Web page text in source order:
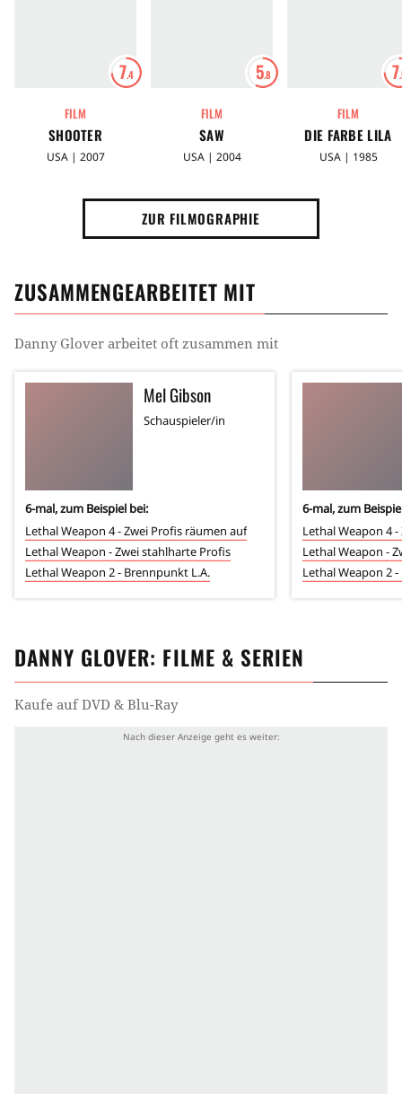
7.4
FILM
SHOOTER
USA | 2007
5.8
FILM
SAW
USA | 2004
7
FILM
DIE FARBE LILA
USA | 1985
ZUR FILMOGRAPHIE
ZUSAMMENGEARBEITET MIT
Danny Glover arbeitet oft zusammen mit
Mel Gibson
Schauspieler/in
6-mal, zum Beispiel bei:
Lethal Weapon 4 - Zwei Profis räumen auf
Lethal Weapon - Zwei stahlharte Profis
Lethal Weapon 2 - Brennpunkt L.A.
6-mal, zum
Lethal Weapon 4
Lethal Weapon -
Lethal Weapon 2
DANNY GLOVER: FILME & SERIEN
Kaufe auf DVD & Blu-Ray